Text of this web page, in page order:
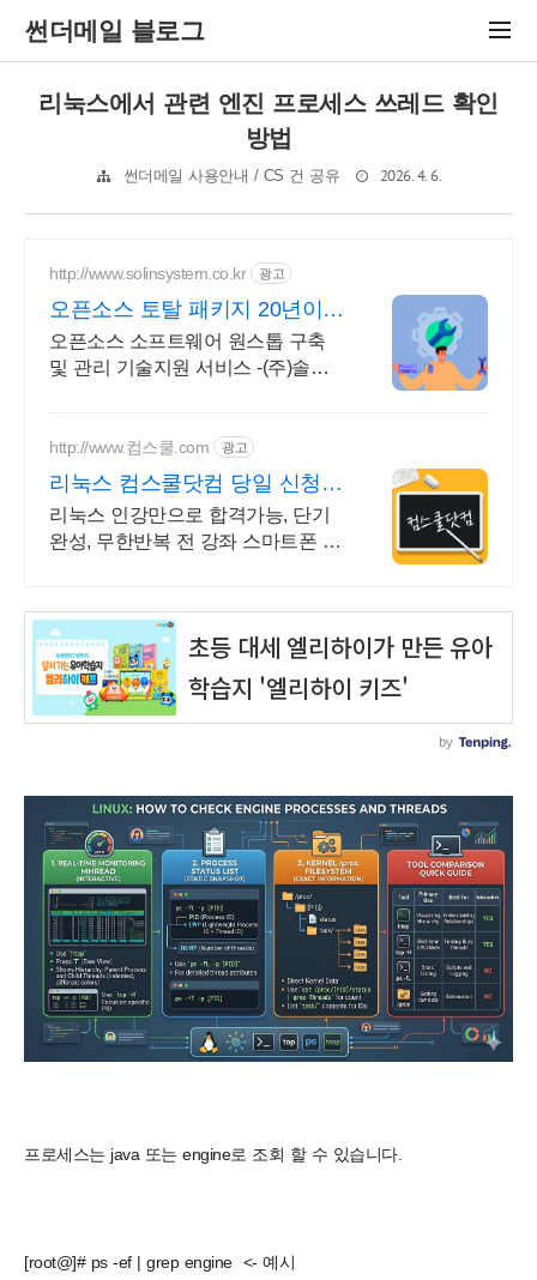
썬더메일 블로그
리눅스에서 관련 엔진 프로세스 쓰레드 확인
방법
썬더메일 사용안내 / CS 건 공유 2026. 4. 6.
http://www.solinsystem.co.kr 광고
오픈소스 토탈 패키지 20년이상
기술지원 노하우
오픈소스 소프트웨어 원스톱 구축
및 관리 기술지원 서비스 -(주)솔인
http://www.컴스쿨.com 광고
리눅스 컴스쿨닷컴 당일 신청&
결제시 기프티콘!
리눅스 인강만으로 합격가능, 단기
완성, 무한반복 전 강좌 스마트폰 학
프로세스는 java 또는 engine로 조회 할 수 있습니다.
[root@]# ps -ef | grep engine <- 예시